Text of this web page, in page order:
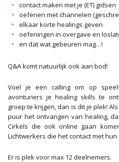
contact maken met je (ET) gidsen
oefenen met channelen
elkaar korte healings geven
oefeningen in overgave en
en dat wat gebeuren mag…!
Q&A komt natuurlijk ook aan bod!
Voel je een calling om op
avonturiers je healing skills te
groep te krijgen, dan is dit je plek!
puur het ontvangen van healing,
Cirkels die ook online gaan
Lichtwerkers die het contact met
Er is plek voor max 12 deelnemers.